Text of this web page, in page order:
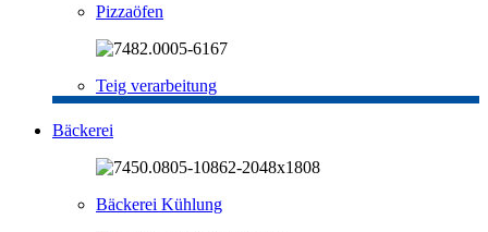
Pizzaöfen
Teig verarbeitung
Bäckerei
Bäckerei Kühlung